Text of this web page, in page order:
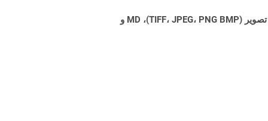
Aspose.Total Cloud می تواند فرمت های فایل را از هر خانواده محصول به هر خانواده محصول دیگری به PDF، DOCX، XPS، تصویر (TIFF، JPEG، PNG BMP)، MD و